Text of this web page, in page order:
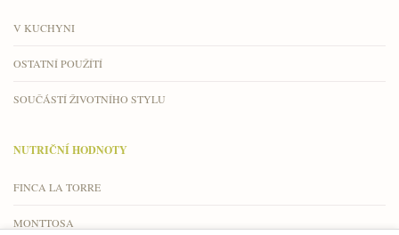
V KUCHYNI
OSTATNÍ POUŽÍTÍ
SOUČÁSTÍ ŽIVOTNÍHO STYLU
NUTRIČNÍ HODNOTY
FINCA LA TORRE
MONTTOSA